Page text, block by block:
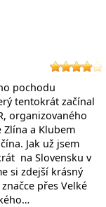
pochodu
tentokrát začínal
organizovaného
Zlína a Klubem
Jak už jsem
na Slovensku v
si zdejší krásný
přes Velké